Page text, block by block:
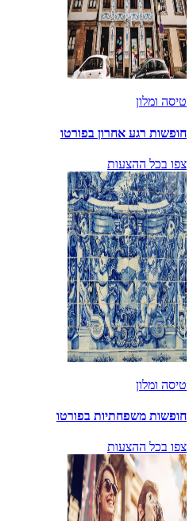
טיסה ומלון
חופשות רגע אחרון בפורטו
צפו בכל ההצעות
טיסה ומלון
חופשות משפחתיות בפורטו
צפו בכל ההצעות